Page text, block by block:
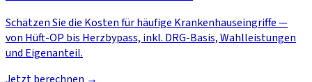
Schätzen Sie die Kosten für häufige Krankenhauseingriffe —
von Hüft-OP bis Herzbypass, inkl. DRG-Basis, Wahlleistungen
und Eigenanteil.